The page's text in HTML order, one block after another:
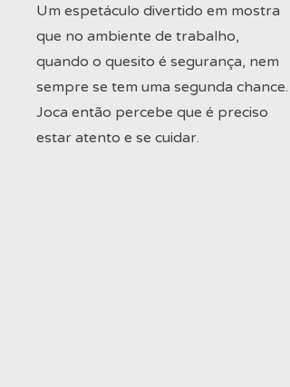
Um espetáculo divertido em mostra
que no ambiente de trabalho,
quando o quesito é segurança, nem
sempre se tem uma segunda chance.
Joca então percebe que é preciso
estar atento e se cuidar.